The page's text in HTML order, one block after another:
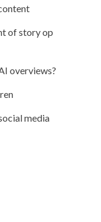
of story op
overviews?
media